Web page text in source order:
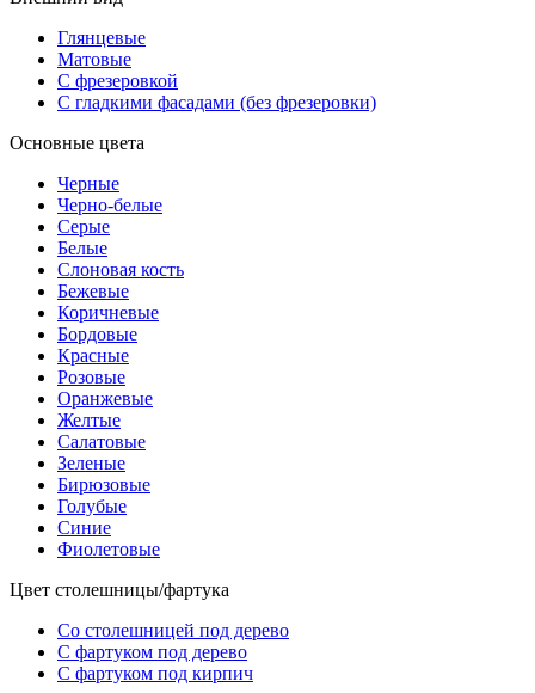
Глянцевые
Матовые
С фрезеровкой
С гладкими фасадами (без фрезеровки)
Основные цвета
Черные
Черно-белые
Серые
Белые
Слоновая кость
Бежевые
Коричневые
Бордовые
Красные
Розовые
Оранжевые
Желтые
Салатовые
Зеленые
Бирюзовые
Голубые
Синие
Фиолетовые
Цвет столешницы/фартука
Со столешницей под дерево
С фартуком под дерево
С фартуком под кирпич